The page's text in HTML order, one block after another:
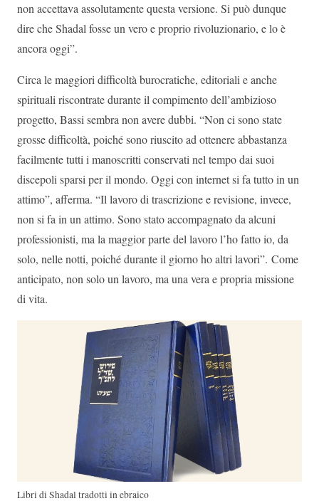
non accettava assolutamente questa versione. Si può dunque
dire che Shadal fosse un vero e proprio rivoluzionario, e lo è
ancora oggi”.
Circa le maggiori difficoltà burocratiche, editoriali e anche
spirituali riscontrate durante il compimento dell’ambizioso
progetto, Bassi sembra non avere dubbi. “Non ci sono state
grosse difficoltà, poiché sono riuscito ad ottenere abbastanza
facilmente tutti i manoscritti conservati nel tempo dai suoi
discepoli sparsi per il mondo. Oggi con internet si fa tutto in un
attimo”, afferma. “Il lavoro di trascrizione e revisione, invece,
non si fa in un attimo. Sono stato accompagnato da alcuni
professionisti, ma la maggior parte del lavoro l’ho fatto io, da
solo, nelle notti, poiché durante il giorno ho altri lavori”. Come
anticipato, non solo un lavoro, ma una vera e propria missione
di vita.
Libri di Shadal tradotti in ebraico